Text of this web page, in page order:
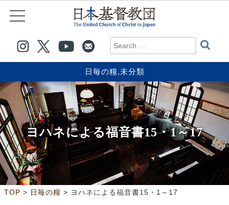
日毎の糧,未分類
ヨハネによる福音書15・1～17
TOP > 日毎の糧 > ヨハネによる福音書15・1～17